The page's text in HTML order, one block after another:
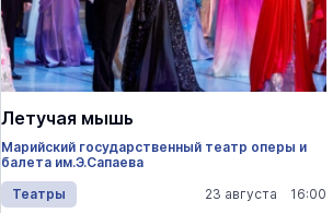
Летучая мышь
Марийский государственный театр оперы и
балета им.Э.Сапаева
Театры
23 августа 16:00